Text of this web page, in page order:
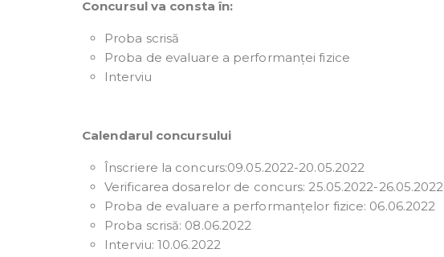
Concursul va consta în:
Proba scrisă
Proba de evaluare a performanței fizice
Interviu
Calendarul concursului
Înscriere la concurs:09.05.2022-20.05.2022
Verificarea dosarelor de concurs: 25.05.2022-26.05.2022
Proba de evaluare a performanțelor fizice: 06.06.2022
Proba scrisă: 08.06.2022
Interviu: 10.06.2022